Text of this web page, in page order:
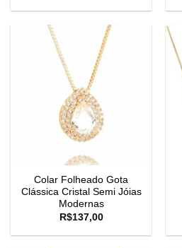
Colar Folheado Gota
Clássica Cristal Semi Jóias
Modernas
R$137,00